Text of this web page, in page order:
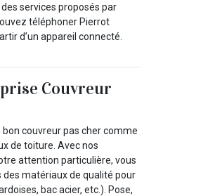
services proposés par
téléphoner Pierrot
d’un appareil connecté.
Couvreur
bon couvreur pas cher comme
de toiture. Avec nos
attention particulière, vous
des matériaux de qualité pour
bac acier, etc.). Pose,